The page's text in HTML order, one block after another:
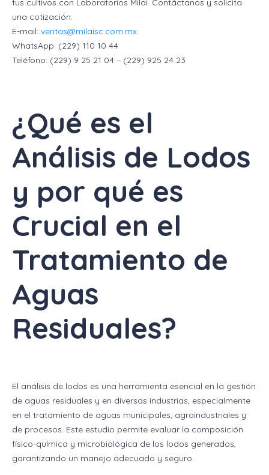
tus cultivos con Laboratorios Milai. Contáctanos y solicita
una cotización:
E-mail: ventas@milaisc.com.mx
WhatsApp: (229) 110 10 44
Teléfono: (229) 9 25 21 04 – (229) 925 24 23
¿Qué es el
Análisis de Lodos
y por qué es
Crucial en el
Tratamiento de
Aguas
Residuales?
El análisis de lodos es una herramienta esencial en la gestión
de aguas residuales y en diversas industrias, especialmente
en el tratamiento de aguas municipales, agroindustriales y
de procesos. Este estudio permite evaluar la composición
físico-química y microbiológica de los lodos generados,
garantizando un manejo adecuado y seguro.